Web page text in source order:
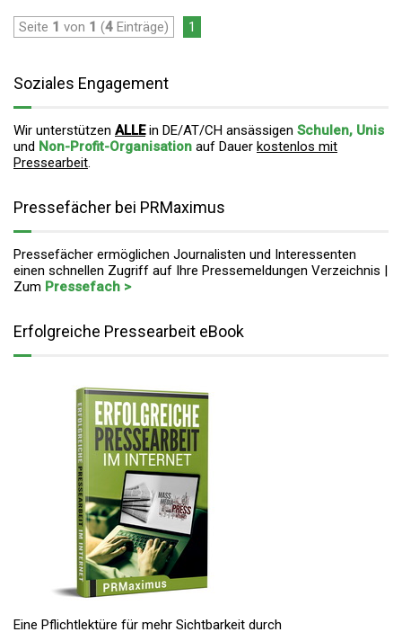
Seite 1 von 1 (4 Einträge) 1
Soziales Engagement
Wir unterstützen ALLEin DE/AT/CH ansässigen Schulen, Unis
und Non-Profit-Organisation auf Dauer kostenlos mit
Pressearbeit.
Pressefächer bei PRMaximus
Pressefächer ermöglichen Journalisten und Interessenten
einen schnellen Zugriff auf Ihre Pressemeldungen Verzeichnis |
Zum Pressefach >
Erfolgreiche Pressearbeit eBook
Eine Pflichtlektüre für mehr Sichtbarkeit durch